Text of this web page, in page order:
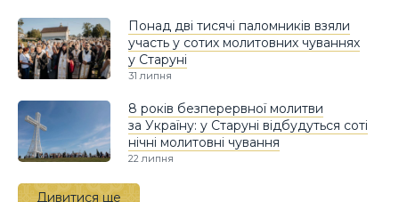
Понад дві тисячі паломників взяли
участь у сотих молитовних чуваннях
у Старуні
31 липня
8 років безперервної молитви
за Україну: у Старуні відбудуться соті
нічні молитовні чування
22 липня
Дивитися ще